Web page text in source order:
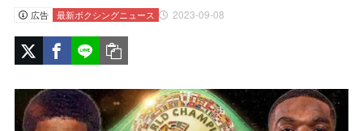
広告 2023-09-08
最新ボクシングニュース